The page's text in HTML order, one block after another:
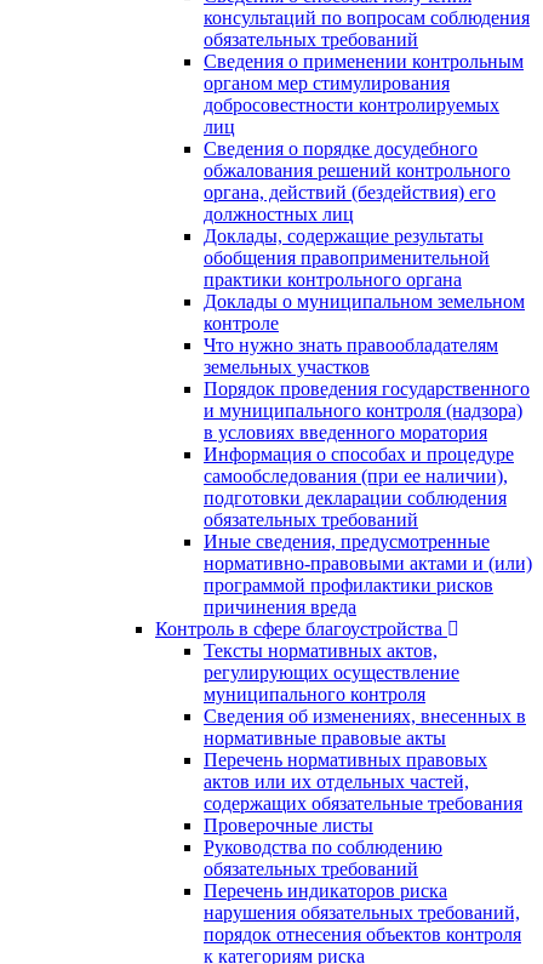
консультаций по вопросам соблюдения
обязательных требований
Сведения о применении контрольным
органом мер стимулирования
добросовестности контролируемых
лиц
Сведения о порядке досудебного
обжалования решений контрольного
органа, действий (бездействия) его
должностных лиц
Доклады, содержащие результаты
обобщения правоприменительной
практики контрольного органа
Доклады о муниципальном земельном
контроле
Что нужно знать правообладателям
земельных участков
Порядок проведения государственного
и муниципального контроля (надзора)
в условиях введенного моратория
Информация о способах и процедуре
самообследования (при ее наличии),
подготовки декларации соблюдения
обязательных требований
Иные сведения, предусмотренные
нормативно-правовыми актами и (или)
программой профилактики рисков
причинения вреда
Контроль в сфере благоустройства
Тексты нормативных актов,
регулирующих осуществление
муниципального контроля
Сведения об изменениях, внесенных в
нормативные правовые акты
Перечень нормативных правовых
актов или их отдельных частей,
содержащих обязательные требования
Проверочные листы
Руководства по соблюдению
обязательных требований
Перечень индикаторов риска
нарушения обязательных требований,
порядок отнесения объектов контроля
к категориям риска